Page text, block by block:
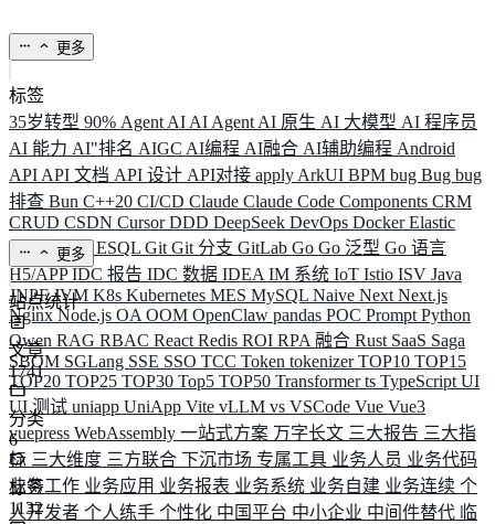
更多
标签
35岁转型 90% Agent AI AI Agent AI 原生 AI 大模型 AI 程序员
AI 能力 AI"排名 AIGC AI编程 AI融合 AI辅助编程 Android
API API 文档 API 设计 API对接 apply ArkUI BPM bug Bug bug
排查 Bun C++20 CI/CD Claude Claude Code Components CRM
CRUD CSDN CursorDDD DeepSeek DevOps DockerElastic
ELK ElysiaESQL Git Git 分支 GitLab Go Go 泛型 Go 语言
H5/APPIDC 报告 IDC 数据 IDEA IM 系统 IoT Istio ISV Java
JNPFJVM K8s Kubernetes MES MySQL Naive Next Next.js
NginxNode.js OA OOM OpenClaw pandas POC Prompt Python
Qwen RAG RBAC React Redis ROI RPA 融合 Rust SaaS Saga
SBOM SGLang SSE SSO TCC Token tokenizerTOP10 TOP15
TOP20 TOP25 TOP30 Top5 TOP50 Transformerts TypeScript UI
UI 测试 uniapp UniApp Vite vLLM vs VSCode Vue Vue3
vuepress WebAssembly 一站式方案 万字长文 三大报告 三大指
标 三大维度 三方联合 下沉市场 专属工具 业务人员 业务代码
业务工作 业务应用 业务报表 业务系统 业务自建 业务连续 个
人开发者 个人练手 个性化 中国平台 中小企业 中间件替代 临
更多
站点统计
文章
1741
分类
6
标签
1132